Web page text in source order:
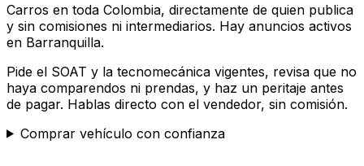
Carros en toda Colombia, directamente de quien publica
y sin comisiones ni intermediarios. Hay anuncios activos
en Barranquilla.
Pide el SOAT y la tecnomecánica vigentes, revisa que no
haya comparendos ni prendas, y haz un peritaje antes
de pagar. Hablas directo con el vendedor, sin comisión.
Comprar vehículo con confianza